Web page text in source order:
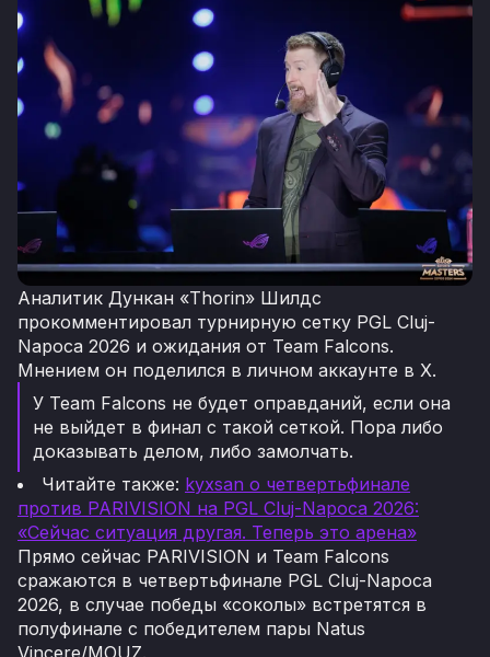
Аналитик Дункан «Thorin» Шилдс
прокомментировал турнирную сетку PGL Cluj-
Napoca 2026 и ожидания от Team Falcons.
Мнением он поделился в личном аккаунте в X.
У Team Falcons не будет оправданий, если она
не выйдет в финал с такой сеткой. Пора либо
доказывать делом, либо замолчать.
Читайте также: kyxsan о четвертьфинале
против PARIVISION на PGL Cluj-Napoca 2026:
«Сейчас ситуация другая. Теперь это арена»
Прямо сейчас PARIVISION и Team Falcons
сражаются в четвертьфинале PGL Cluj-Napoca
2026, в случае победы «соколы» встретятся в
полуфинале с победителем пары Natus